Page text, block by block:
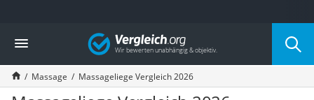
Die beliebtesten Vergleiche nach Kategorie
Drogerie
Inhalator
Haarschneider
Rollator
Vergleich
Massage Massageliege Vergleich 2026